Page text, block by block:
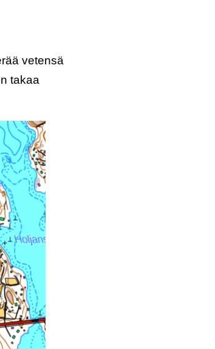
vetensä
takaa